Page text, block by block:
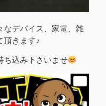
なデバイス、家電、雑
頂きます♪
ち込み下さいませ